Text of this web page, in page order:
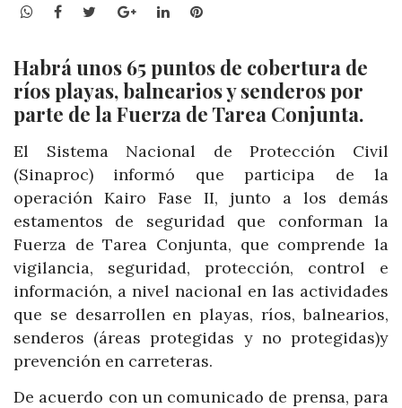
WhatsApp
Facebook
TwitterGoogle+LinkedInPinterest
Habrá unos 65 puntos de cobertura de
ríos playas, balnearios y senderos por
parte de la Fuerza de Tarea Conjunta.
El Sistema Nacional de Protección Civil
(Sinaproc) informó que participa de la
operación Kairo Fase II, junto a los demás
estamentos de seguridad que conforman la
Fuerza de Tarea Conjunta, que comprende la
vigilancia, seguridad, protección, control e
información, a nivel nacional en las actividades
que se desarrollen en playas, ríos, balnearios,
senderos (áreas protegidas y no protegidas)y
prevención en carreteras.
De acuerdo con un comunicado de prensa, para